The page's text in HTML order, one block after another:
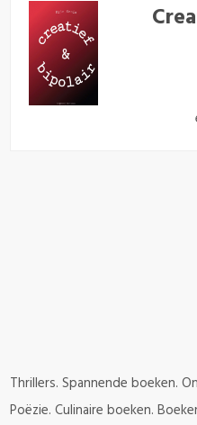
Thrillers. Spannende boeken.
Poëzie. Culinaire boeken.